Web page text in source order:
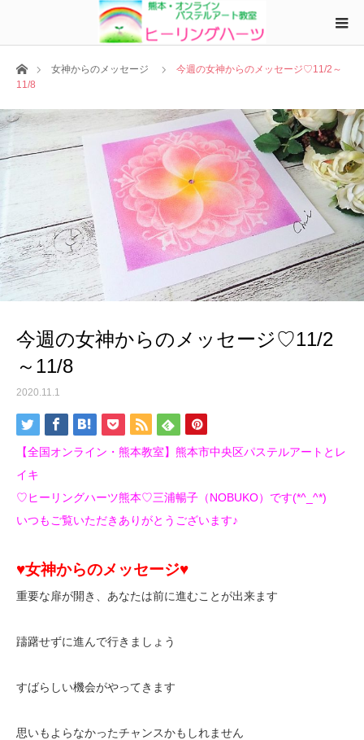
ホーム女神からのメッセージ
今週の女神からのメッセージ♡11/2～
11/8
今週の女神からのメッセージ♡11/2
～11/8
2020.11.1
【全国オンライン・熊本教室】熊本市中央区パステルアートとレ
イキ
♡ヒーリングハーツ熊本♡三浦暢子（NOBUKO）です(*^_^*)
いつもご覧いただきありがとうございます♪
♥女神からのメッセージ♥
重要な扉が開き、あなたは前に進むことが出来ます
躊躇せずに進んで行きましょう
すばらしい機会がやってきます
思いもよらなかったチャンスかもしれません